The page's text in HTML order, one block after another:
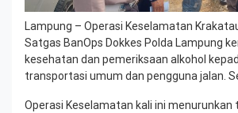
Lampung – Operasi Keselamatan
Satgas BanOps Dokkes Polda Lampung
kesehatan dan pemeriksaan alkohol
transportasi umum dan pengguna jalan.
Operasi Keselamatan kali ini menurunkan